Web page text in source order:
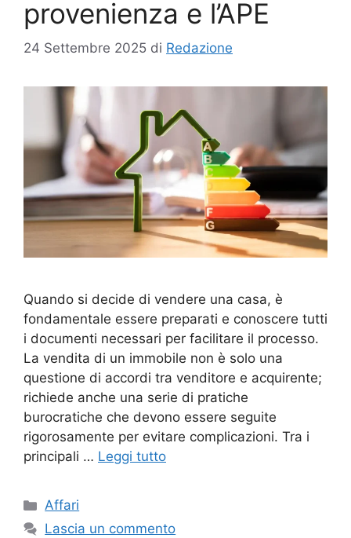
provenienza e l’APE
24 Settembre 2025 di Redazione
Quando si decide di vendere una casa, è
fondamentale essere preparati e conoscere tutti
i documenti necessari per facilitare il processo.
La vendita di un immobile non è solo una
questione di accordi tra venditore e acquirente;
richiede anche una serie di pratiche
burocratiche che devono essere seguite
rigorosamente per evitare complicazioni. Tra i
principali … Leggi tutto
Categorie
Affari
Lascia un commento